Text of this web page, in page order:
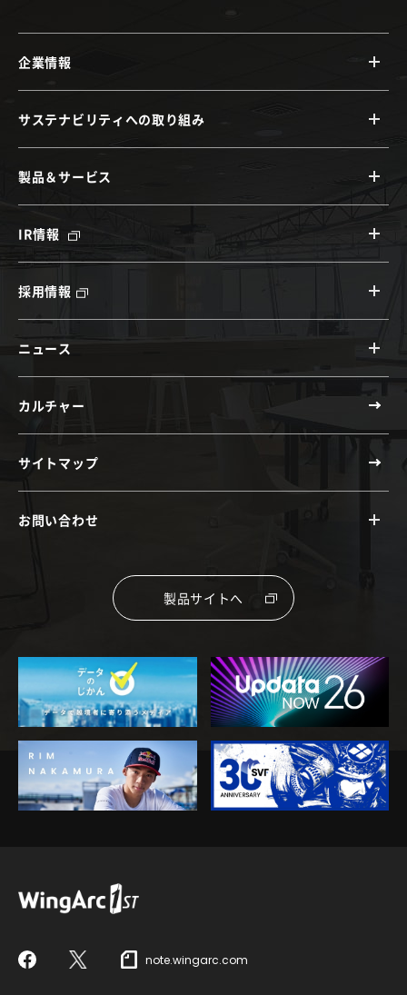
企業情報
サステナビリティへの取り組み
製品＆サービス
IR情報
採用情報
ニュース
カルチャー
サイトマップ
お問い合わせ
製品サイトへ
FacebookX note.wingarc.com